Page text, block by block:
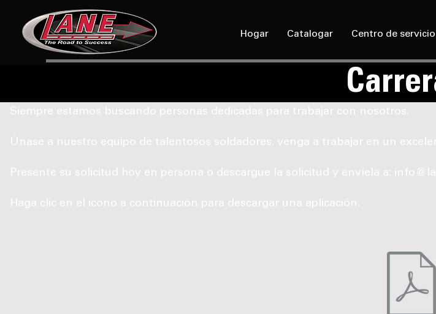
Hogar Catalogar Centro de servicio
Siempre estamos buscando personas dedicadas para trabajar con nosotros.
Únase a nuestro equipo de talentosos soldadores. venga a trabajar en un
Presente su solicitud hoy en persona o descargue la solicitud y envíela a:
Haga clic en el icono a continuación para descargar una aplicación.